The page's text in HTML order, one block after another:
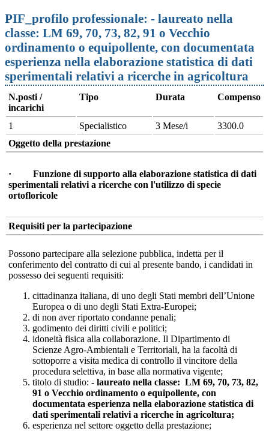
PIF_profilo professionale: - laureato nella
classe: LM 69, 70, 73, 82, 91 o Vecchio
ordinamento o equipollente, con documentata
esperienza nella elaborazione statistica di dati
sperimentali relativi a ricerche in agricoltura
N.posti /
incarichi
Tipo Durata Compenso
1 Specialistico 3 Mese/i
3300.0
Oggetto della prestazione
· Funzione di supporto alla elaborazione statistica di dati
sperimentali relativi a ricerche con l'utilizzo di specie
ortofloricole
Requisiti per la partecipazione
Possono partecipare alla selezione pubblica, indetta per il
conferimento del contratto di cui al presente bando, i candidati in
possesso dei seguenti requisiti:
cittadinanza italiana, di uno degli Stati membri dell’Unione
Europea o di uno degli Stati Extra-Europei;
di non aver riportato condanne penali;
godimento dei diritti civili e politici;
idoneità fisica alla collaborazione. Il Dipartimento di
Scienze Agro-Ambientali e Territoriali, ha la facoltà di
sottoporre a visita medica di controllo il vincitore della
procedura selettiva, in base alla normativa vigente;
titolo di studio: - laureato nella classe: LM 69, 70, 73, 82,
91 o Vecchio ordinamento o equipollente, con
documentata esperienza nella elaborazione statistica di
dati sperimentali relativi a ricerche in agricoltura;
esperienza nel settore oggetto della prestazione;